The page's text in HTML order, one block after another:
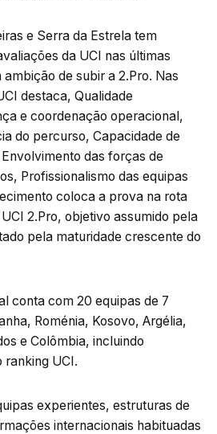
e Serra da Estrela tem
da UCI nas últimas
de subir a 2.Pro. Nas
destaca, Qualidade
e coordenação operacional,
do percurso, Capacidade de
das forças de
Profissionalismo das equipas
coloca a prova na rota
2.Pro, objetivo assumido pela
pela maturidade crescente do
conta com 20 equipas de 7
Roménia, Kosovo, Argélia,
e Colômbia, incluindo
ranking UCI.
experientes, estruturas de
internacionais habituadas